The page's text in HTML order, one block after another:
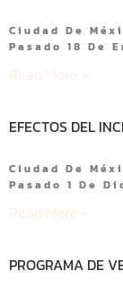
Ciudad De
Pasado 18 De
Read More »
EFECTOS DEL
Ciudad De
Pasado 1 De
Read More »
PROGRAMA DE